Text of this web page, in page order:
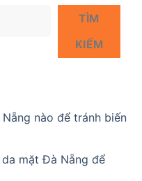
TÌM
KIẾM
nào để tránh biến
mặt Đà Nẵng để